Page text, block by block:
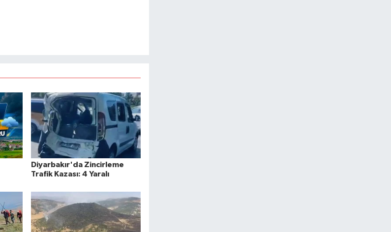
Diyarbakır'da Zincirleme
Trafik Kazası: 4 Yaralı